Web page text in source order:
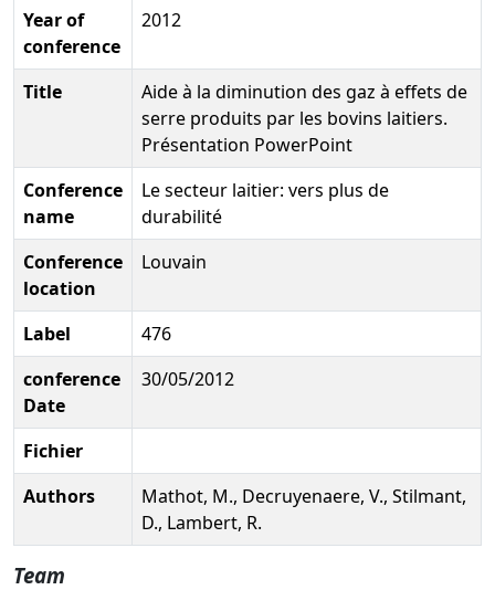
Year of
conference
2012
Title
Aide à la diminution des gaz à effets de
serre produits par les bovins laitiers.
Présentation PowerPoint
Conference
name
Le secteur laitier: vers plus de
durabilité
Conference
location
Louvain
Label
476
conference
Date
30/05/2012
Fichier
Authors
Mathot, M., Decruyenaere, V., Stilmant,
D., Lambert, R.
Team